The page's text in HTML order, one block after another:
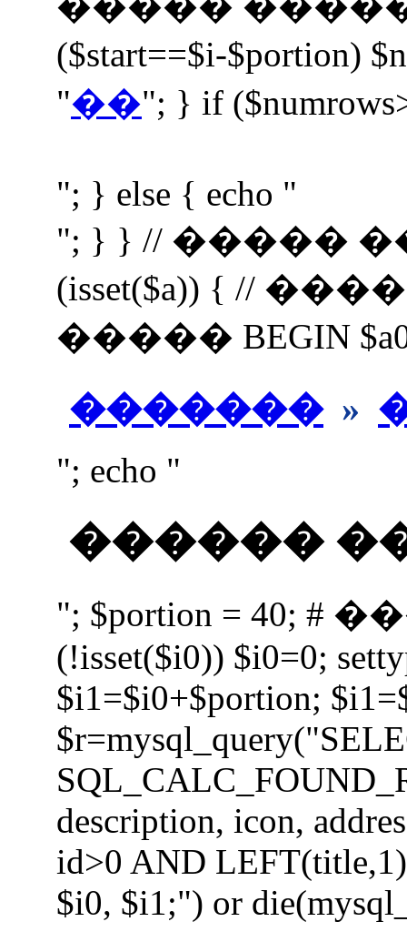
($start==$i-$portion)
"��"; } if
"; } else { echo "
"; } } // �����
(isset($a)) { //
����� BEGIN
������� »
"; echo "
������ ��
"; $portion = 40;
(!isset($i0)) $i0=0;
$i1=$i0+$portion;
description, icon,
id>0 AND
$i0, $i1;") or